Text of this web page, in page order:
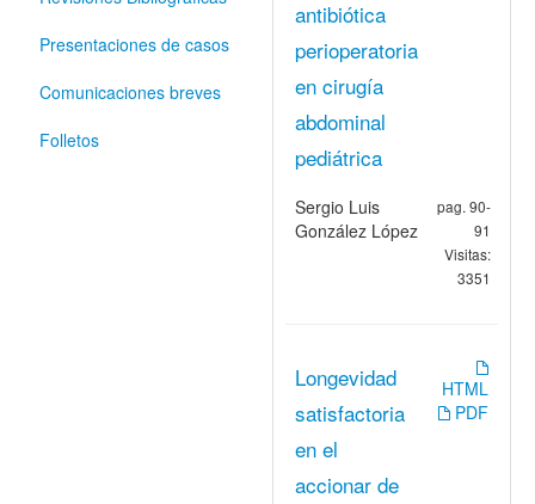
Presentaciones de casos
Comunicaciones breves
Folletos
antibiótica
perioperatoria
en cirugía
abdominal
pediátrica
Sergio Luis
González López
pag. 90-
91
Visitas:
3351
Longevidad
satisfactoria
en el
accionar de
HTML
PDF